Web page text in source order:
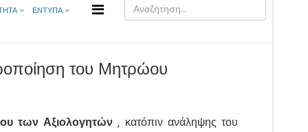
ΕΝΤΥΠΑ
του Μητρώου
των Αξιολογητών, κατόπιν ανάληψης του